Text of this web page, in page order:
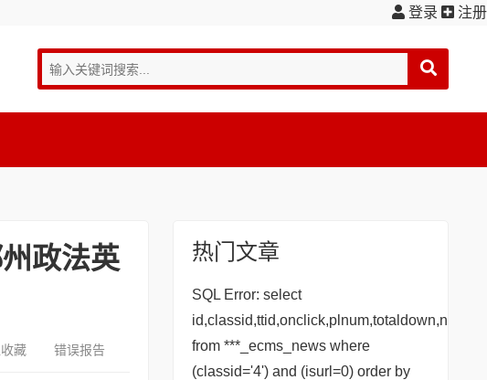
登录 注册
政法英
藏 错误报告
热门文章
SQL Error: select
from ***_ecms_news where
(classid='4') and (isurl=0) order by